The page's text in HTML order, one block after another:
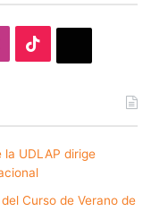
la UDLAP dirige
Curso de Verano de